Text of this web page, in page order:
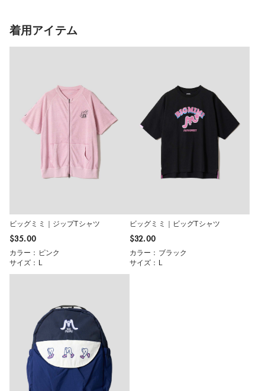
着用アイテム
ビッグミミ｜ジップTシャツ
$‌35.00
カラー：ピンク
サイズ：L
ビッグミミ｜ビッグTシャツ
$‌32.00
カラー：ブラック
サイズ：L